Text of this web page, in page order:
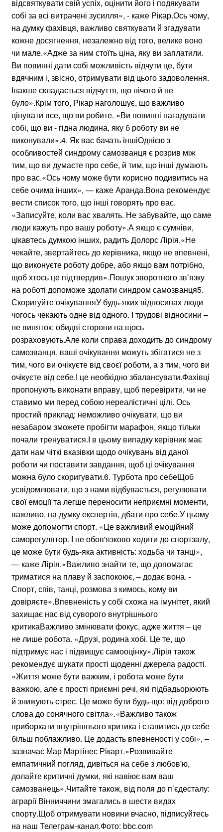
відсвяткувати свій успіх, оцінити його і подякувати
собі за всі витрачені зусилля», - каже Рікар.Ось чому,
на думку фахівця, важливо святкувати й згадувати
кожне досягнення, незалежно від того, велике воно
чи мале.«Адже за ним стоїть ціна, яку ви заплатили.
Ви повинні дати собі можливість відчути це, бути
вдячним і, звісно, отримувати від цього задоволення.
Інакше складається відчуття, що нічого й не
було».Крім того, Рікар наголошує, що важливо
цінувати все, що ви робите. «Ви повинні нагадувати
собі, що ви - гідна людина, яку б роботу ви не
виконували».4. Як вас бачать іншіОднією з
особливостей синдрому самозванця є розрив між
тим, що ви думаєте про себе, й тим, що інші думають
про вас.«Ось чому може бути корисно подивитись на
себе очима інших», — каже Аранда.Вона рекомендує
вести список того, що інші говорять про вас.
«Записуйте, коли вас хвалять. Не забувайте, що саме
люди кажуть про вашу роботу».А якщо є сумніви,
цікавтесь думкою інших, радить Долорс Лірія.«Не
чекайте, звертайтесь до керівника, якщо не впевнені,
що виконуєте роботу добре, або якщо вам потрібно,
щоб хтось це підтвердив».Пошук зворотного зв’язку
на роботі допоможе здолати синдром самозванця5.
Скоригуйте очікуванняУ будь-яких відносинах люди
чогось чекають одне від одного. І трудові відносини –
не виняток: обидві сторони на щось
розраховують.Але коли справа доходить до синдрому
самозванця, ваші очікування можуть збігатися не з
тим, чого ви очікуєте від своєї роботи, а з тим, чого ви
очікуєте від себе.І це необхідно збалансувати.Фахівці
пропонують виконати вправу, щоб перевірити, чи не
ставимо ми перед собою нереалістичні цілі. Ось
простий приклад: неможливо очікувати, що ви
незабаром зможете пробігти марафон, якщо тільки
почали тренуватися.І в цьому випадку керівник має
дати нам чіткі вказівки щодо очікувань від даної
роботи чи поставити завдання, щоб ці очікування
можна було скоригувати.6. Турбота про себеЩоб
усвідомлювати, що з нами відбувається, регулювати
свої емоції та легше переносити неприємні моменти,
важливо, на думку експертів, дбати про себе.У цьому
може допомогти спорт. «Це важливий емоційний
саморегулятор. І не обов'язково ходити до спортзалу,
це може бути будь-яка активність: ходьба чи танці»,
— каже Лірія.«Важливо знайти те, що допомагає
триматися на плаву й заспокоює, – додає вона. -
Спорт, спів, танці, розмова з кимось, кому ви
довіряєте».Впевненість у собі схожа на імунітет, який
захищає нас від суворого внутрішнього
критикаВажливо змінювати фокус, адже життя – це
не лише робота. «Друзі, родина хобі. Це те, що
підтримує нас і підвищує самооцінку».Лірія також
рекомендує шукати прості щоденні джерела радості.
«Життя може бути важким, і робота може бути
важкою, але є прості приємні речі, які підбадьорюють
й знижують стрес. Це може бути будь-що: від доброго
слова до сонячного світла».«Важливо також
приборкати внутрішнього критика і ставитись до себе
більш поблажливо. Це додасть впевненості у собі», –
зазначає Мар Мартінес Рікарт.«Розвивайте
емпатичний погляд, дивіться на себе з любов'ю,
долайте критичні думки, які навіює вам ваш
самозванець».Читайте також, від поля до п’єдесталу:
аграрії Вінниччини змагались в шести видах
спорту.Щоб отримувати новини вчасно, підписуйтесь
на наш Телеграм-канал.Фото: bbc.com